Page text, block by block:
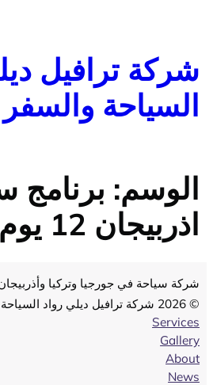
شركة ترافيل
السياحة والسفر
الوسم: برنامج
اذربيجان 12 يوم
شركة سياحة في جورجيا وتركيا وأذربيجان
© 2026 شركة ترافيل ديلي رواد السياحة والسفر
Services
Gallery
About
News